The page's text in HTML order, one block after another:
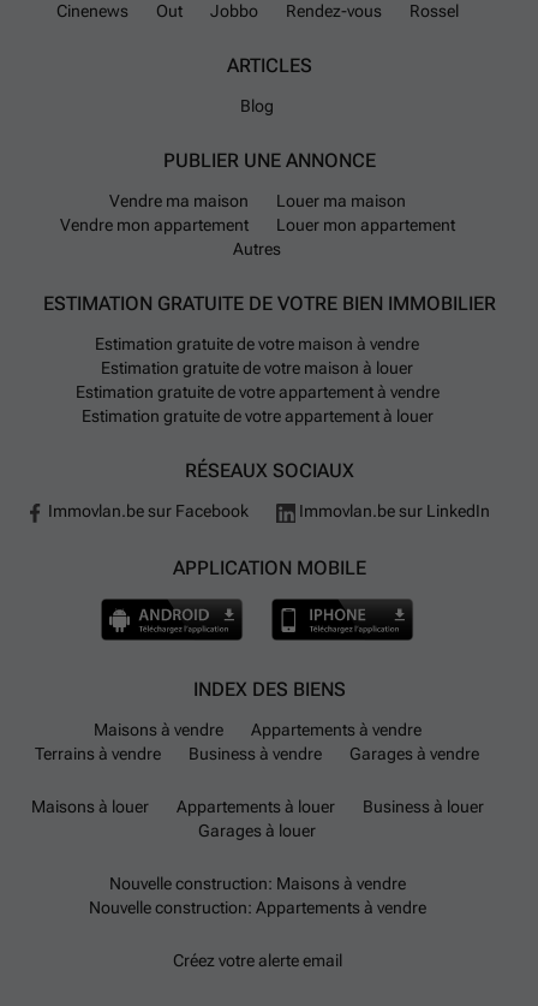
Cinenews
Out Jobbo Rendez-vous Rossel
ARTICLES
Blog
PUBLIER UNE ANNONCE
Vendre ma maison
Louer ma maison
Vendre mon appartement
Louer mon appartement
Autres
ESTIMATION GRATUITE DE VOTRE BIEN IMMOBILIER
Estimation gratuite de votre maison à vendre
Estimation gratuite de votre maison à louer
Estimation gratuite de votre appartement à vendre
Estimation gratuite de votre appartement à louer
RÉSEAUX SOCIAUX
Immovlan.be sur Facebook Immovlan.be sur LinkedIn
APPLICATION MOBILE
INDEX DES BIENS
Maisons à vendre
Appartements à vendre
Terrains à vendre
Business à vendre Garages à vendre
Maisons à louer Appartements à louer
Business à louer
Garages à louer
Nouvelle construction: Maisons à vendre
Nouvelle construction: Appartements à vendre
Créez votre alerte email